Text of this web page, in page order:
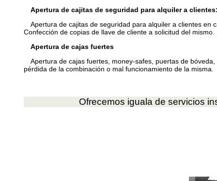
Apertura de cajitas de seguridad para alquiler a
Apertura de cajitas de seguridad para alquiler a clientes en
Confección de copias de llave de cliente a solicitud del mismo.
Apertura de cajas fuertes
Apertura de cajas fuertes, money-safes, puertas de
pérdida de la combinación o mal funcionamiento de la misma.
Ofrecemos iguala de servicios